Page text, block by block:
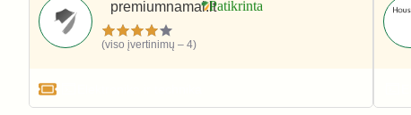
premiumnamai.lt
(viso įvertinimų – 4)